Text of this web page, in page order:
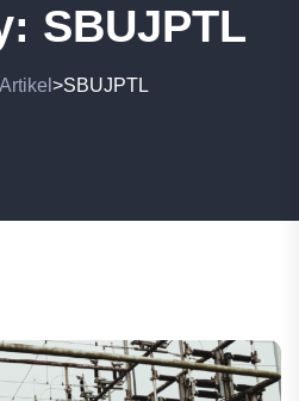
SBUJPTL
Artikel >SBUJPTL